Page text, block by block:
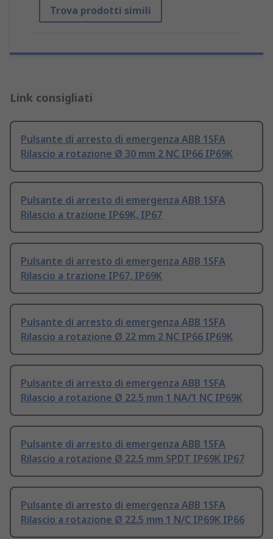
Trova prodotti simili
Link consigliati
Pulsante di arresto di emergenza ABB 1SFA
Rilascio a rotazione Ø 30 mm 2 NC IP66 IP69K
Pulsante di arresto di emergenza ABB 1SFA
Rilascio a trazione IP69K, IP67
Pulsante di arresto di emergenza ABB 1SFA
Rilascio a trazione IP67, IP69K
Pulsante di arresto di emergenza ABB 1SFA
Rilascio a rotazione Ø 22 mm 2 NC IP66 IP69K
Pulsante di arresto di emergenza ABB 1SFA
Rilascio a rotazione Ø 22.5 mm 1 NA/1 NC IP69K
Pulsante di arresto di emergenza ABB 1SFA
Rilascio a rotazione Ø 22.5 mm SPDT IP69K IP67
Pulsante di arresto di emergenza ABB 1SFA
Rilascio a rotazione Ø 22.5 mm 1 N/C IP69K IP66